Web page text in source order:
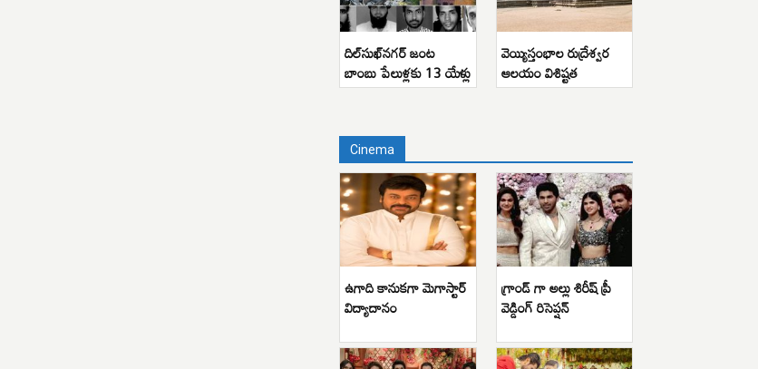
దిల్‌సుఖ్‌నగర్ జంట
బాంబు పేలుళ్లకు 13 యేళ్లు
వెయ్యిస్తంభాల రుద్రేశ్వర
ఆలయం విశిష్టత
Cinema
ఉగాది కానుకగా మెగాస్టార్
విద్యాదానం
గ్రాండ్ గా అల్లు శిరీష్ ప్రీ
వెడ్డింగ్ రిసెప్షన్